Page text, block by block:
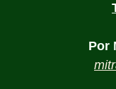
Por